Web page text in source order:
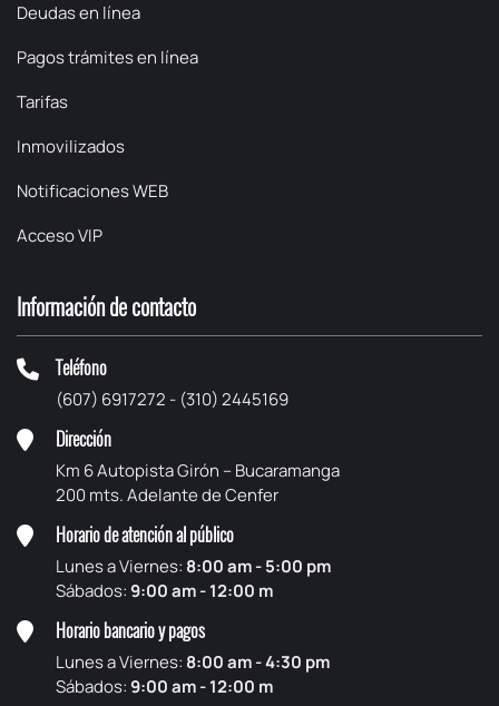
Deudas en línea
Pagos trámites en línea
Tarifas
Inmovilizados
Notificaciones WEB
Acceso VIP
Información de contacto
Teléfono
(607) 6917272 - (310) 2445169
Dirección
Km 6 Autopista Girón – Bucaramanga
200 mts. Adelante de Cenfer
Horario de atención al público
Lunes a Viernes: 8:00 am - 5:00 pm
Sábados:9:00 am - 12:00 m
Horario bancario y pagos
Lunes a Viernes: 8:00 am - 4:30 pm
Sábados:9:00 am - 12:00 m